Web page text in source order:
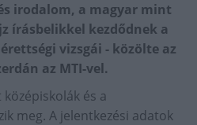
irodalom, a magyar mint
írásbelikkel kezdődnek a
vizsgái - közölte az
az MTI-vel.
és a
meg. A jelentkezési adatok